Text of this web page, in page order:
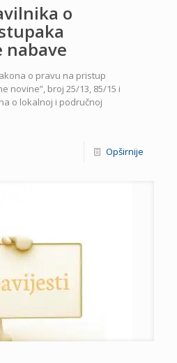
o
nabave
o pravu na pristup
novine”, broj 25/13, 85/15 i
o lokalnoj i područnoj
Opširnije